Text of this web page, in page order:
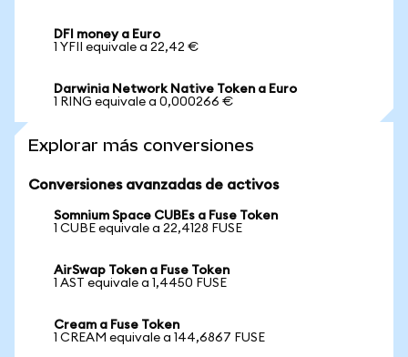
DFI money a Euro
1 YFII equivale a 22,42 €
Darwinia Network Native Token a Euro
1 RING equivale a 0,000266 €
Explorar más conversiones
Conversiones avanzadas de activos
Somnium Space CUBEs a Fuse Token
1 CUBE equivale a 22,4128 FUSE
AirSwap Token a Fuse Token
1 AST equivale a 1,4450 FUSE
Cream a Fuse Token
1 CREAM equivale a 144,6867 FUSE